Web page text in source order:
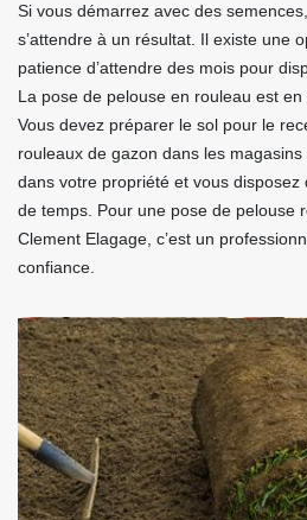
Si vous démarrez avec des
s’attendre à un résultat. Il existe une
patience d’attendre des mois pour
La pose de pelouse en rouleau est
Vous devez préparer le sol pour le
rouleaux de gazon dans les
dans votre propriété et vous disposez
de temps. Pour une pose de pelouse
Clement Elagage, c’est un
confiance.